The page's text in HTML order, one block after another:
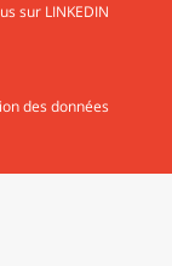
sur LINKEDIN
des données